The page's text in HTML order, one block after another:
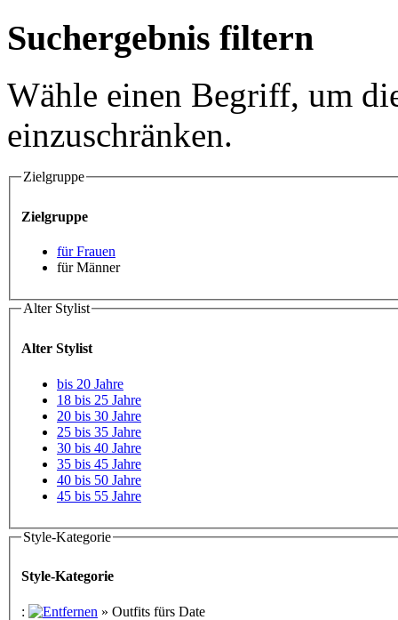
Suchergebnis filtern
Wähle einen Begriff, um
einzuschränken.
Zielgruppe
Zielgruppe
für Frauen
für Männer
Alter Stylist
Alter Stylist
bis 20 Jahre
18 bis 25 Jahre
20 bis 30 Jahre
25 bis 35 Jahre
30 bis 40 Jahre
35 bis 45 Jahre
40 bis 50 Jahre
45 bis 55 Jahre
Style-Kategorie
Style-Kategorie
: » Outfits fürs Date